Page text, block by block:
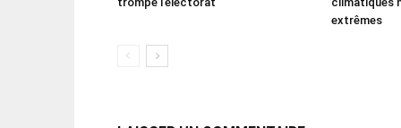
extrêmes